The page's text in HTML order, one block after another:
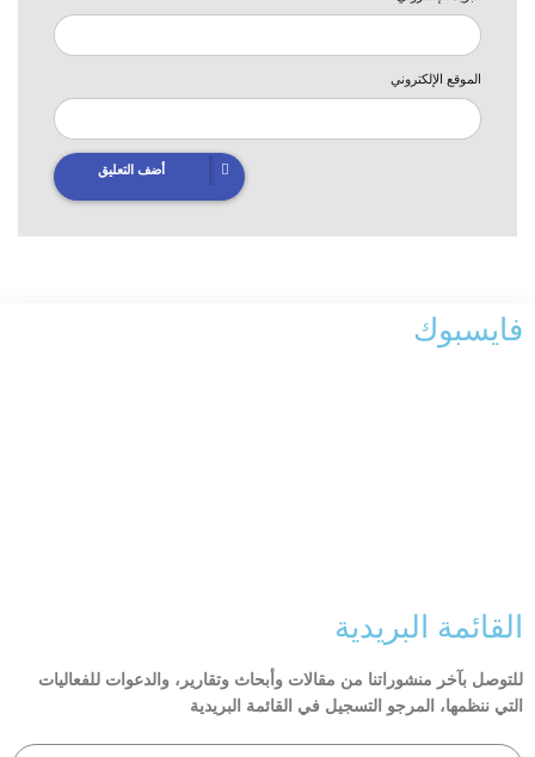
الموقع الإلكتروني
أضف التعليق
فايسبوك
القائمة البريدية
للتوصل بآخر منشوراتنا من مقالات وأبحاث وتقارير، والدعوات للفعاليات
التي ننظمها، المرجو التسجيل في القائمة البريدية​